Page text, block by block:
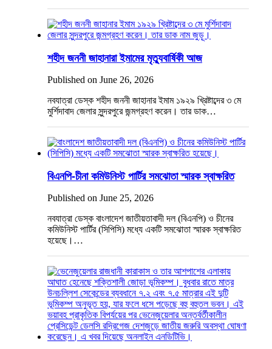
শহীদ জননী জাহানারা ইমামের মৃত্যুবার্ষিকী আজ
Published on June 26, 2026
নবযাত্রা ডেস্ক শহীদ জননী জাহানার ইমাম ১৯২৯ খ্রিষ্টাব্দের ৩ মে
মুর্শিদাবাদ জেলার সুন্দরপুরে জন্মগ্রহণ করেন। তার ডাক…
বিএনপি-চীনা কমিউনিস্ট পার্টির সমঝোতা স্মারক স্বাক্ষরিত
Published on June 25, 2026
নবযাত্রা ডেস্ক বাংলাদেশ জাতীয়তাবাদী দল (বিএনপি) ও চীনের
কমিউনিস্ট পার্টির (সিপিসি) মধ্যে একটি সমঝোতা স্মারক স্বাক্ষরিত
হয়েছে।…